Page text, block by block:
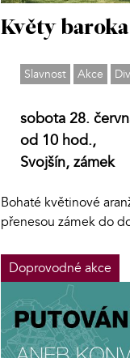
Květy
Slavnost Akce
sobota 28.
od 10 hod.,
Svojšín, zámek
Bohaté květinové
přenesou zámek do
Doprovodné akce